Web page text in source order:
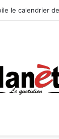
le calendrier